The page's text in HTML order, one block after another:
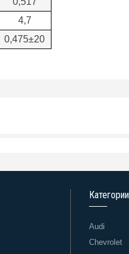
4,7
0,475±20
Категории
Audi
Chevrolet